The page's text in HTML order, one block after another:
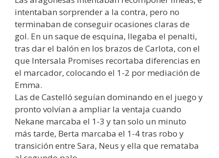
intentaban sorprender a la contra, pero no
terminaban de conseguir ocasiones claras de
gol. En un saque de esquina, llegaba el penalti,
tras dar el balón en los brazos de Carlota, con el
que Intersala Promises recortaba diferencias en
el marcador, colocando el 1-2 por mediación de
Emma.
Las de Castelló seguían dominando en el juego y
pronto volvían a ampliar la ventaja cuando
Nekane marcaba el 1-3 y tan solo un minuto
más tarde, Berta marcaba el 1-4 tras robo y
transición entre Sara, Neus y ella que remataba